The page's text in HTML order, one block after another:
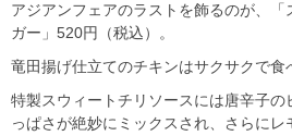
アジアンフェアのラストを飾るのが、
ガー」520円（税込）。
竜田揚げ仕立てのチキンはサクサクで食
特製スウィートチリソースには唐辛子の
っぱさが絶妙にミックスされ、さらに